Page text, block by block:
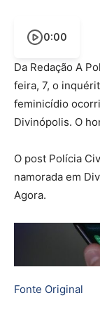
0:00
Da Redação A
feira, 7, o
feminicídio
Divinópolis. O
O post Polícia
namorada em
Agora.
Fonte Original